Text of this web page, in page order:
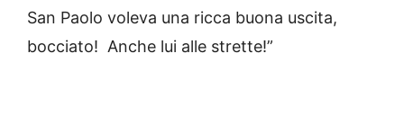
San Paolo voleva una ricca buona uscita,
bocciato! Anche lui alle strette!”